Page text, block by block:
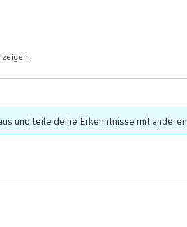
und teile deine Erkenntnisse mit anderen.